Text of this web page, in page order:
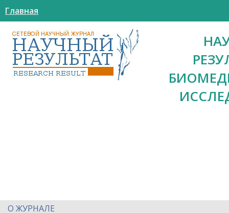
Главная
О ЖУРНАЛЕ